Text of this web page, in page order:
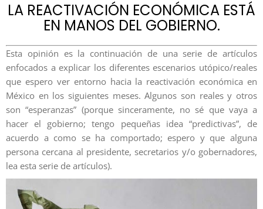
LA REACTIVACIÓN ECONÓMICA ESTÁ
EN MANOS DEL GOBIERNO.
Esta opinión es la continuación de una serie de artículos
enfocados a explicar los diferentes escenarios utópico/reales
que espero ver entorno hacia la reactivación económica en
México en los siguientes meses. Algunos son reales y otros
son “esperanzas” (porque sinceramente, no sé que vaya a
hacer el gobierno; tengo pequeñas idea “predictivas”, de
acuerdo a como se ha comportado; espero y que alguna
persona cercana al presidente, secretarios y/o gobernadores,
lea esta serie de artículos).